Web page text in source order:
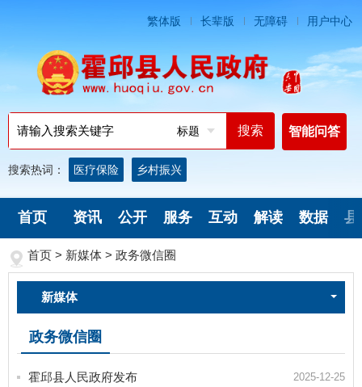
繁体版 长辈版 无障碍 用户中心
标题 智能问答
搜索热词： 医疗保险 乡村振兴
首页 资讯 公开 服务 互动 解读 数据 县
首页 > 新媒体 > 政务微信圈
新媒体
政务微信圈
2025-12-25
霍邱县人民政府发布